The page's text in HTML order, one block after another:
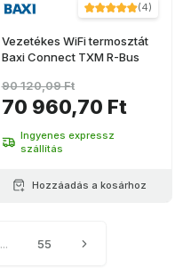
(4)
Vezetékes WiFi termosztát
Baxi Connect TXM R-Bus
70 960,70 Ft
90 120,09 Ft
Ingyenes expressz
szállítás
Hozzáadás a kosárhoz
... 55